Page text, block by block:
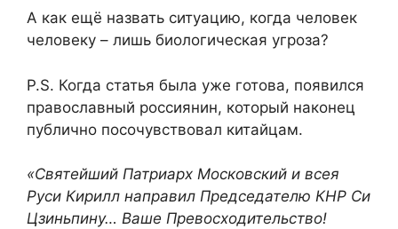
А как ещё назвать ситуацию, когда человек
человеку – лишь биологическая угроза?
P.S. Когда статья была уже готова, появился
православный россиянин, который наконец
публично посочувствовал китайцам.
«Святейший Патриарх Московский и всея
Руси Кирилл направил Председателю КНР Си
Цзиньпину… Ваше Превосходительство!